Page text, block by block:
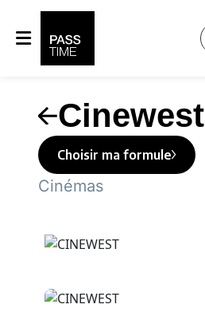
Cinewest
Choisir ma formule
Cinémas
Panneau de gestion des cookies